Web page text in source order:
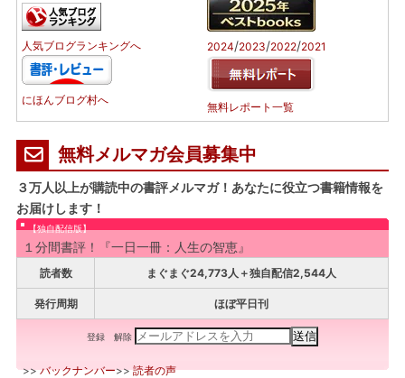
人気ブログランキングへ
にほんブログ村へ
2024/2023/2022/2021
無料レポート一覧
無料メルマガ会員募集中
３万人以上が購読中の書評メルマガ！あなたに役立つ書籍情報を
お届けします！
【独自配信版】
１分間書評！『一日一冊：人生の智恵』
読者数 まぐまぐ24,773人＋独自配信2,544人
発行周期 ほぼ平日刊
登録 解除
>>バックナンバー>>読者の声